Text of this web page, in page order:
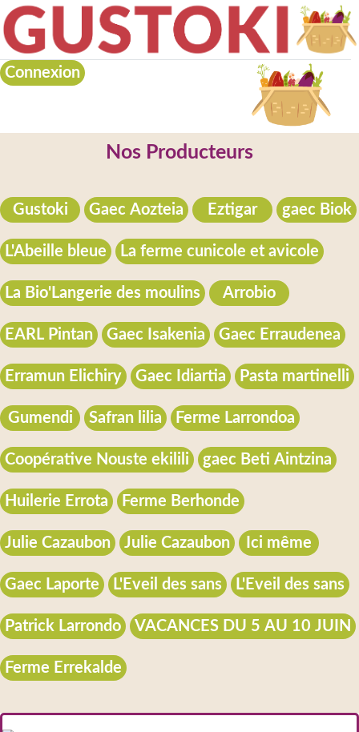
Connexion
Nos Producteurs
Gustoki Gaec Aozteia Eztigar gaec Biok
L'Abeille bleue La ferme cunicole et avicole
La Bio'Langerie des moulins Arrobio
EARL Pintan Gaec Isakenia Gaec Erraudenea
Erramun Elichiry Gaec Idiartia Pasta martinelli
Gumendi Safran lilia Ferme Larrondoa
Coopérative Nouste ekilili gaec Beti Aintzina
Huilerie Errota Ferme Berhonde
Julie Cazaubon Julie Cazaubon Ici même
Gaec Laporte L'Eveil des sans L'Eveil des sans
Patrick Larrondo VACANCES DU 5 AU 10 JUIN
Ferme Errekalde